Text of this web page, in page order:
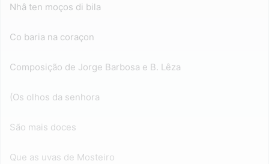
Nhâ ten moços di bila
Co baria na coraçon
Composição de Jorge Barbosa e B. Lêza
(Os olhos da senhora
São mais doces
Que as uvas de Mosteiro